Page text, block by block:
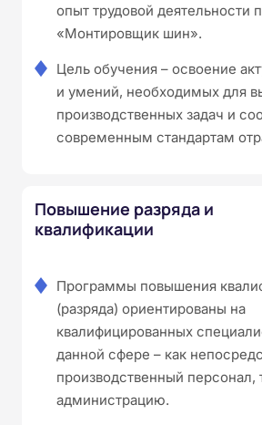
опыт трудовой деятельности
«Монтировщик шин».
Цель обучения – освоение
и умений, необходимых для
производственных задач и
современным стандартам
Повышение разряда и
квалификации
Программы повышения
(разряда) ориентированы на
квалифицированных
данной сфере – как
производственный персонал,
администрацию.